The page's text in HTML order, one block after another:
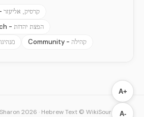
קרסיק, אליעזר
- הפצת יהדות
Community - קהילה
A+
A-
2026 · Hebrew Text © WikiSource